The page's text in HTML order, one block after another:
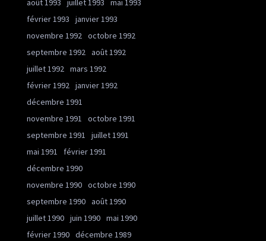
août 1993 juillet 1993
mai 1993
février 1993
janvier 1993
novembre 1992 octobre 1992
septembre 1992 août 1992
juillet 1992 mars 1992
février 1992 janvier 1992
décembre 1991
novembre 1991
octobre 1991
septembre 1991
juillet 1991
mai 1991
février 1991
décembre 1990
novembre 1990 octobre 1990
septembre 1990 août 1990
juillet 1990 juin 1990 mai 1990
février 1990 décembre 1989